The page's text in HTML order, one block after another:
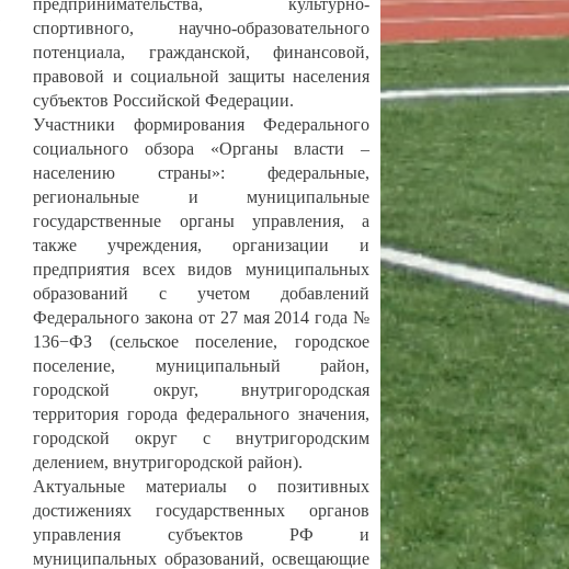
предпринимательства, культурно-
спортивного, научно-образовательного
потенциала, гражданской, финансовой,
правовой и социальной защиты населения
субъектов Российской Федерации.
Участники формирования Федерального
социального обзора «Органы власти ‒
населению страны»: федеральные,
региональные и муниципальные
государственные органы управления, а
также учреждения, организации и
предприятия всех видов муниципальных
образований с учетом добавлений
Федерального закона от 27 мая 2014 года №
136−ФЗ (сельское поселение, городское
поселение, муниципальный район,
городской округ, внутригородская
территория города федерального значения,
городской округ с внутригородским
делением, внутригородской район).
Актуальные материалы о позитивных
достижениях государственных органов
управления субъектов РФ и
муниципальных образований, освещающие